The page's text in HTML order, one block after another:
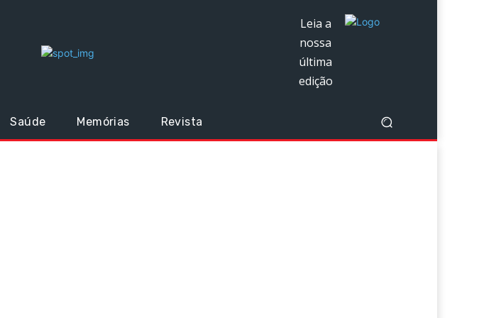
Leia a
nossa
última
edição
Saúde Memórias Revista